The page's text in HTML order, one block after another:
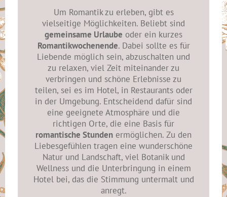
Um Romantik zu erleben, gibt es
vielseitige Möglichkeiten. Beliebt sind
gemeinsame Urlaube oder ein kurzes
Romantikwochenende. Dabei sollte es für
Liebende möglich sein, abzuschalten und
zu relaxen, viel Zeit miteinander zu
verbringen und schöne Erlebnisse zu
teilen, sei es im Hotel, in Restaurants oder
in der Umgebung. Entscheidend dafür sind
eine geeignete Atmosphäre und die
richtigen Orte, die eine Basis für
romantische Stunden ermöglichen. Zu den
Liebesgefühlen tragen eine wunderschöne
Natur und Landschaft, viel Botanik und
Wellness und die Unterbringung in einem
Hotel bei, das die Stimmung untermalt und
anregt.